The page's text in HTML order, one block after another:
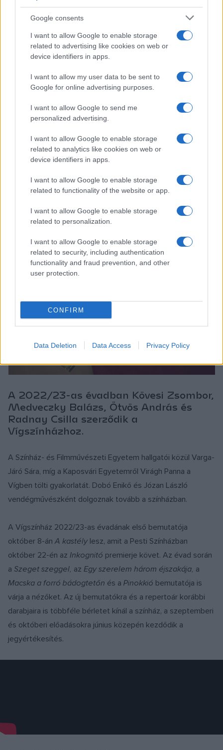
Google consents
I want to allow Google to enable storage
related to advertising like cookies on web or
device identifiers in apps.
I want to allow my user data to be sent to
Google for online advertising purposes.
I want to allow Google to send me
personalized advertising.
I want to allow Google to enable storage
related to analytics like cookies on web or
device identifiers in apps.
I want to allow Google to enable storage
related to functionality of the website or app.
I want to allow Google to enable storage
related to personalization.
I want to allow Google to enable storage
related to security, including authentication
functionality and fraud prevention, and other
user protection.
CONFIRM
Data Deletion Data Access Privacy Policy
szerepébe kell ugrania, így ez lett az az előadás, ahol még a
szövegkönyvet is megreptették. A beugrásokkal tarkított
évadban a Vígszínház először osztotta ki a legtöbb
beugrásért járó Haraszthy Hermin-díjat, amelyet Horváth
Az évadzárón a társulat jubiláló tagjait is köszöntötték.
Lukács Sándor színművész 50 éve, Igó Éva színművész,
Szabella Mercédesz öltöztető és Majzik Mária főpénztáros
35 éve, Hullan Zsuzsa színművész, Kuji Zoltán kellékes,
Pásztor Géza hangtárvezető és Rehó Zsolt díszítő-bútoros
30 éve, Majsai-Nyilas Tünde és Fesztbaum Béla
színművészek, Ónodi Zoltán díszletkészítő-lakatos és
Spreiczer Zsolt díszítőbútoros 25 éve, Kocsisné Szelényi
tagja a Vígszínháznak.
A 2022/23-as évadban Kövesi Zsombor,
Medveczky Balázs, Ötvös András és
Radnay Csilla szerződik a
Vígszínházhoz.
A Színház- és Filmművészeti Egyetem hallgatói közül Varga-
Járó Sára, míg a Kaposvári Egyetemről Virágh Panna a
Vígben tölti gyakorlatát. Dobó Enikő és Józan László
vendégművészként dolgoznak tovább a színházban.
A Vígszínház 2022/23-as évadának első bemutatója
október 8-ánA kastély lesz, amit a Pesti Színházban
október 22-én az Inkognitó premierje követ. Az évad során
a Szeget szeggel, az Egy szerelem három éjszakája, a
Macska a forró bádogtetőn és a Pinokkió bemutatója is
várja a nézőket. Az új bemutatókra és a repertoár korábbi
darabjaira is többféle bérletet kínál a színház, a szeptemberi
és októberi előadásokra június közepén kezdődik a
jegyértékesítés.